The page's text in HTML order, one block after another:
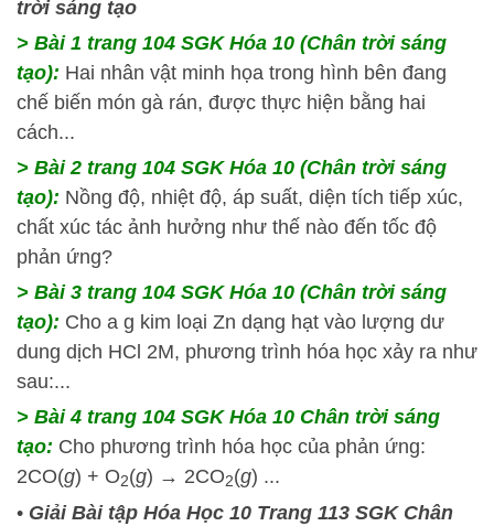
trời sáng tạo
> Bài 1 trang 104 SGK Hóa 10 (Chân trời sáng
tạo): Hai nhân vật minh họa trong hình bên đang
chế biến món gà rán, được thực hiện bằng hai
cách...
> Bài 2 trang 104 SGK Hóa 10 (Chân trời sáng
tạo): Nồng độ, nhiệt độ, áp suất, diện tích tiếp xúc,
chất xúc tác ảnh hưởng như thế nào đến tốc độ
phản ứng?
> Bài 3 trang 104 SGK Hóa 10 (Chân trời sáng
tạo): Cho a g kim loại Zn dạng hạt vào lượng dư
dung dịch HCl 2M, phương trình hóa học xảy ra như
sau:...
> Bài 4 trang 104 SGK Hóa 10 Chân trời sáng
tạo: Cho phương trình hóa học của phản ứng:
2CO(g) + O2(g) → 2CO2(g) ...
• Giải Bài tập Hóa Học 10 Trang 113 SGK Chân